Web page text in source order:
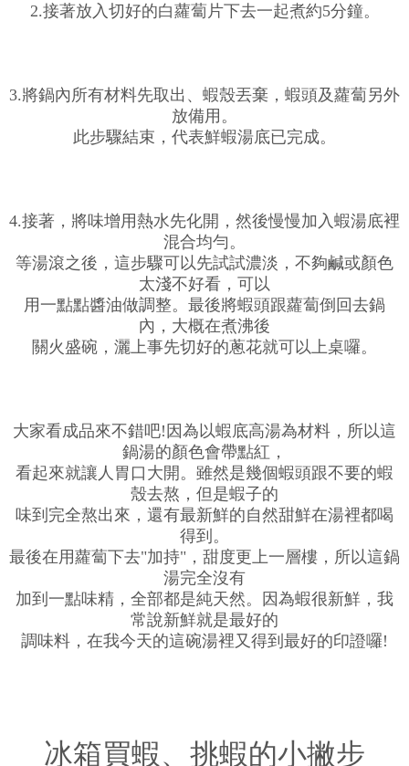
2.接著放入切好的白蘿蔔片下去一起煮約5分鐘。
3.將鍋內所有材料先取出、蝦殼丟棄，蝦頭及蘿蔔另外
放備用。
此步驟結束，代表鮮蝦湯底已完成。
4.接著，將味增用熱水先化開，然後慢慢加入蝦湯底裡
混合均勻。
等湯滾之後，這步驟可以先試試濃淡，不夠鹹或顏色
太淺不好看，可以
用一點點醬油做調整。最後將蝦頭跟蘿蔔倒回去鍋
內，大概在煮沸後
關火盛碗，灑上事先切好的蔥花就可以上桌囉。
大家看成品來不錯吧!因為以蝦底高湯為材料，所以這
鍋湯的顏色會帶點紅，
看起來就讓人胃口大開。雖然是幾個蝦頭跟不要的蝦
殼去熬，但是蝦子的
味到完全熬出來，還有最新鮮的自然甜鮮在湯裡都喝
得到。
最後在用蘿蔔下去"加持"，甜度更上一層樓，所以這鍋
湯完全沒有
加到一點味精，全部都是純天然。因為蝦很新鮮，我
常說新鮮就是最好的
調味料，在我今天的這碗湯裡又得到最好的印證囉!
冰箱買蝦、挑蝦的小撇步